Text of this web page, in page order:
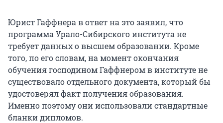
Юрист Гаффнера в ответ на это заявил, что
программа Урало-Сибирского института не
требует данных о высшем образовании. Кроме
того, по его словам, на момент окончания
обучения господином Гаффнером в институте не
существовало отдельного документа, который бы
удостоверял факт получения образования.
Именно поэтому они использовали стандартные
бланки дипломов.